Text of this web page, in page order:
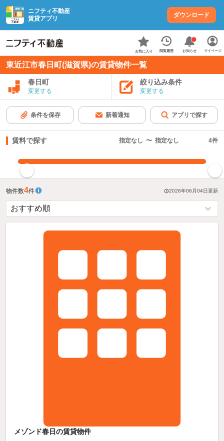
ニフティ不動産
賃貸アプリ
ダウンロード
お気に入り 閲覧履歴 お知らせ マイページ
東近江市春日町(滋賀県)の賃貸物件一覧
春日町
変更する
絞り込み条件
変更する
条件を保存 新着通知 アプリで探す
賃料で探す 指定なし 〜 指定なし 4件
物件数4件 2026年06月04日更新
メゾンド春日の賃貸物件